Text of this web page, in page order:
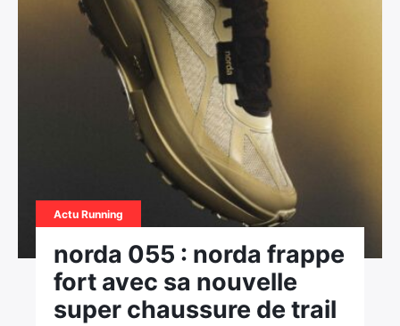
Actu Running
norda 055 : norda frappe
fort avec sa nouvelle
super chaussure de trail